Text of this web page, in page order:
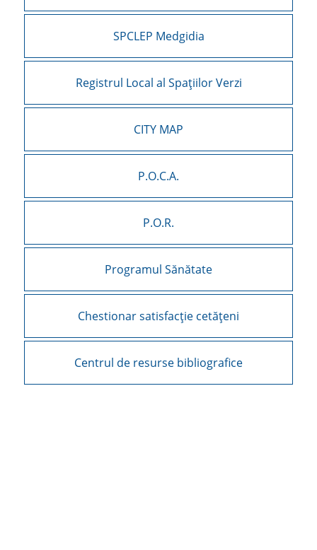
SPCLEP Medgidia
Registrul Local al Spațiilor Verzi
CITY MAP
P.O.C.A.
P.O.R.
Programul Sănătate
Chestionar satisfacție cetățeni
Centrul de resurse bibliografice